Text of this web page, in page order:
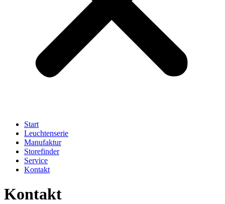
Start
Leuchtenserie
Manufaktur
Storefinder
Service
Kontakt
Kontakt